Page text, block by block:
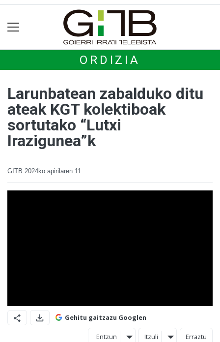
ORDIZIA
Larunbatean zabalduko ditu
ateak KGT kolektiboak
sortutako “Lutxi
Irazigunea”k
GITB 2024ko apirilaren 11
Gehitu gaitzazu Googlen
Entzun Itzuli Erraztu